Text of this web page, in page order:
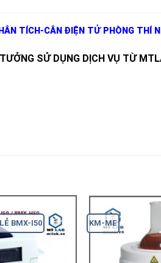
TÍCH-CÂN ĐIỆN TỬ PHÒNG THÍ
SỬ DỤNG DỊCH VỤ TỪ
BMX-I50 KM-ME